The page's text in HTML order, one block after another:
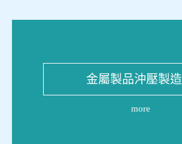
金屬製品沖壓製造
more